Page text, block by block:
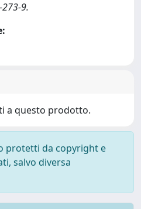
273-9.
a questo prodotto.
protetti da copyright e
salvo diversa